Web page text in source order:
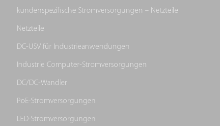
kundenspezifische Stromversorgungen – Netzteile
Netzteile
DC-USV für Industrieanwendungen
Industrie Computer-Stromversorgungen
DC/DC-Wandler
PoE-Stromversorgungen
LED-Stromversorgungen